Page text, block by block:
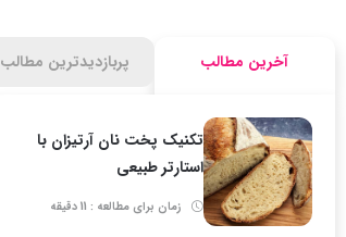
آخرین مطالب پربازدیدترین مطالب
تکنیک پخت نان آرتیزان با
استارتر طبیعی
زمان برای مطالعه : 11 دقیقه